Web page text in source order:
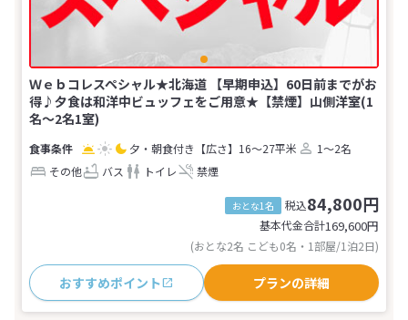
Ｗｅｂコレスペシャル★北海道 【早期申込】60日前までがお
得♪夕食は和洋中ビュッフェをご用意★【禁煙】山側洋室(1
名～2名1室)
夕・朝食付き 【広さ】16～27平米
1～2名
その他
バス トイレ 禁煙
おとな1名 税込84,800円
基本代金合計169,600円
(おとな2名 こども0名・1部屋/1泊2日)
おすすめポイント プランの詳細